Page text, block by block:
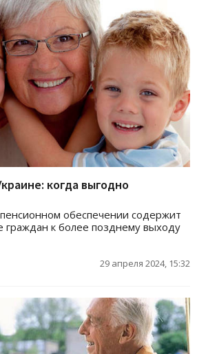
когда выгодно
обеспечении содержит
к более позднему выходу
29 апреля 2024, 15:32